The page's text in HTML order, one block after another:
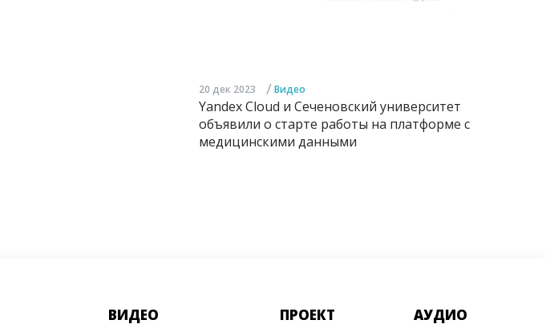
20 дек 2023 / Видео
Yandex Cloud и Сеченовский университет
объявили о старте работы на платформе с
медицинскими данными
ВИДЕО ПРОЕКТ АУДИО